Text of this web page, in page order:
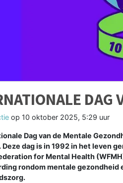
DAG
op 10 oktober 2025, 5:29 uur
Dag van de Mentale
Deze dag is in 1992 in het leven
for Mental Health
rondom mentale